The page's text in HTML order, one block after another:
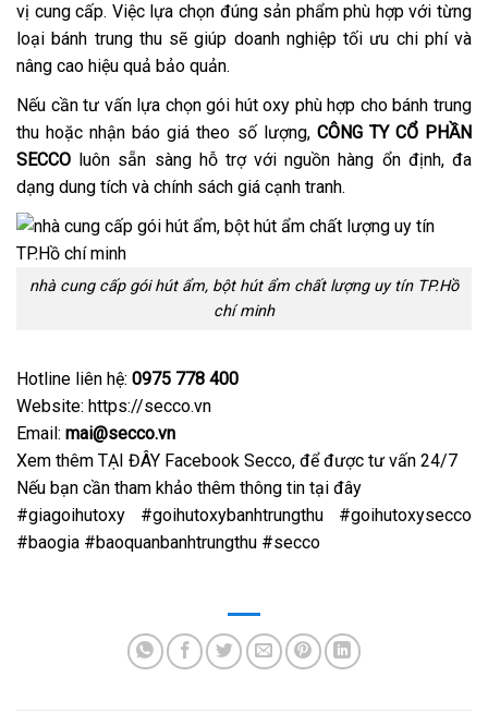
vị cung cấp. Việc lựa chọn đúng sản phẩm phù hợp với từng
loại bánh trung thu sẽ giúp doanh nghiệp tối ưu chi phí và
nâng cao hiệu quả bảo quản.
Nếu cần tư vấn lựa chọn gói hút oxy phù hợp cho bánh trung
thu hoặc nhận báo giá theo số lượng, CÔNG TY CỔ PHẦN
SECCO luôn sẵn sàng hỗ trợ với nguồn hàng ổn định, đa
dạng dung tích và chính sách giá cạnh tranh.
nhà cung cấp gói hút ẩm, bột hút ẩm chất lượng uy tín TP.Hồ
chí minh
Hotline liên hệ: 0975 778 400
Website: https://secco.vn
Email: mai@secco.vn
Xem thêm TẠI ĐÂY Facebook Secco, để được tư vấn 24/7
Nếu bạn cần tham khảo thêm thông tin tại đây
#giagoihutoxy #goihutoxybanhtrungthu #goihutoxysecco
#baogia #baoquanbanhtrungthu #secco